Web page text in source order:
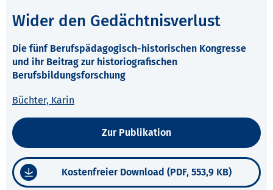
Wider den Gedächtnisverlust
Die fünf Berufspädagogisch-historischen Kongresse
und ihr Beitrag zur historiografischen
Berufsbildungsforschung
Büchter, Karin
Zur Publikation
Kostenfreier Download (PDF, 553,9 KB)